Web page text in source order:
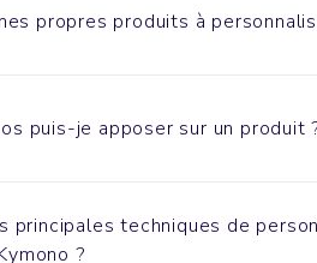
propres produits à
puis-je apposer sur un produit
principales techniques de
?